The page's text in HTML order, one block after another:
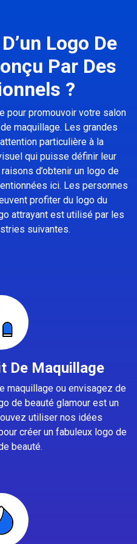
Logo De
Par Des
?
pour promouvoir votre salon
maquillage. Les grandes
particulière à la
qui puisse définir leur
d’obtenir un logo de
ici. Les personnes
profiter du logo du
attrayant est utilisé par les
suivantes.
De Maquillage
maquillage ou envisagez de
de beauté glamour est un
utiliser nos idées
créer un fabuleux logo de
beauté.